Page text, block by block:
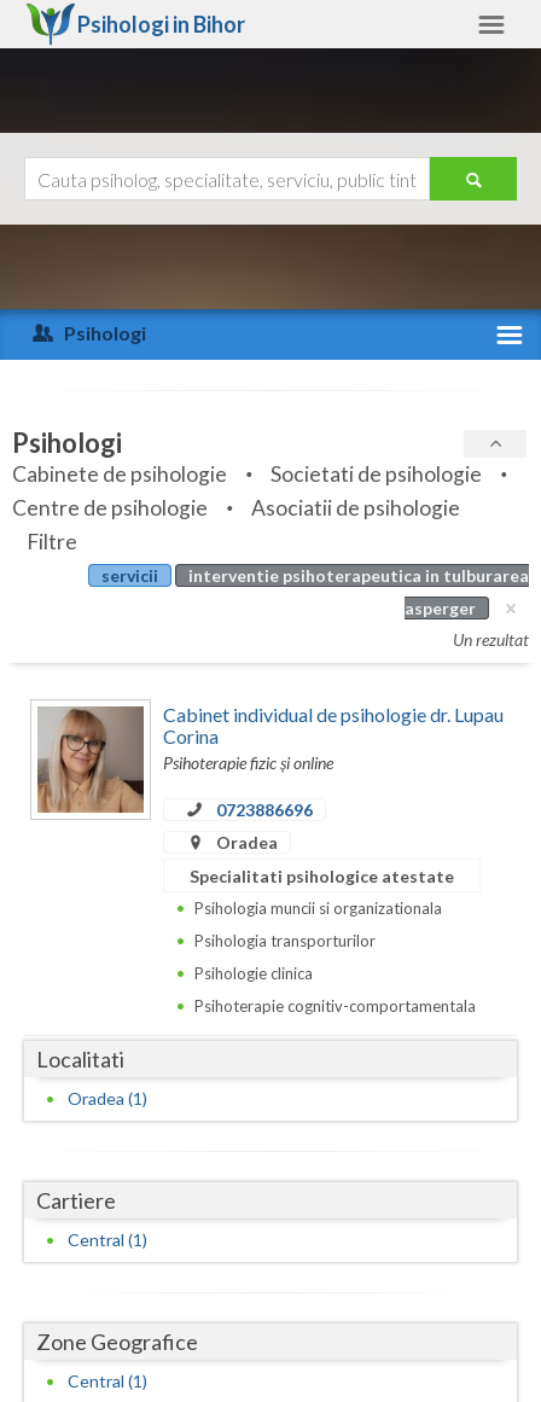
Psihologi in Bihor
Arad
Arges
Bihor
Bistrita-Nasaud
Botosani
Bucuresti
Buzau
Calarasi
Dambovita
Giurgiu
Hunedoara
Ialomita
Ajutor
Psihologi
Specialitati
Servicii
Articole
Evenimente
Psihologi
Cabinete de psihologie
Societati de psihologie
Centre de psihologie
Asociatii de psihologie
Filtre
servicii
interventie psihoterapeutica in tulburarea
asperger
Un rezultat
Cabinet individual de psihologie dr. Lupau
Corina
Psihoterapie fizic și online
0723886696
Oradea
Specialitati psihologice atestate
Psihologia muncii si organizationala
Psihologia transporturilor
Psihologie clinica
Psihoterapie cognitiv-comportamentala
Localitati
Oradea (1)
Cartiere
Central (1)
Zone Geografice
Central (1)